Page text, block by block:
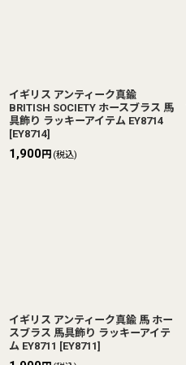
イギリス アンティーク真鍮
BRITISH SOCIETY ホースブラス 馬
具飾り ラッキーアイテム EY8714
[EY8714]
1,900円 (税込)
イギリス アンティーク真鍮 馬 ホー
スブラス 馬具飾り ラッキーアイテ
ム EY8711 [EY8711]